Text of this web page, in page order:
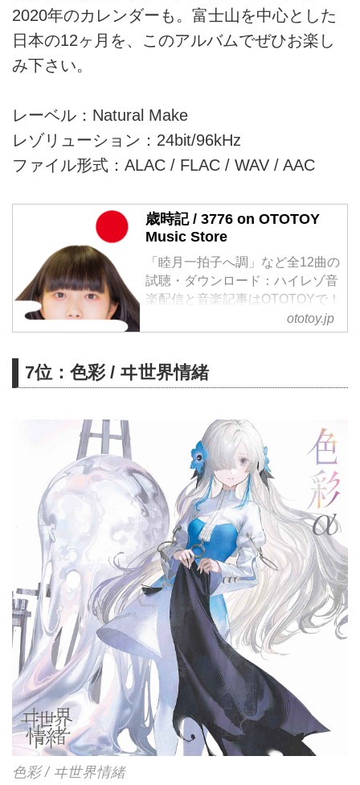
2020年のカレンダーも。富士山を中心とした
日本の12ヶ月を、このアルバムでぜひお楽し
み下さい。
レーベル：Natural Make
レゾリューション：24bit/96kHz
ファイル形式：ALAC / FLAC / WAV / AAC
歳時記 / 3776 on OTOTOY
Music Store
「睦月一拍子へ調」など全12曲の
試聴・ダウンロード：ハイレゾ音
楽配信と音楽記事はOTOTOYで！
2時間が1秒？…富士山にとって
は、そのくらいの感覚なんです。
で。―「3776を聴かない理由が
あるとすれば」以来約4年ぶりと
3776（みななろ）のフルアルバ
ム、「歳時記」。富士山を構成す
る様々なものの気持ちになって、
井出ちよのが歌うオリジナル曲
「2037年のバレンタイン」「八
十八夜」「リピーター」等に加
え、ポップまたはアバンギャルド
に...
ototoy.jp
7位：色彩 / ヰ世界情緒
色彩 / ヰ世界情緒